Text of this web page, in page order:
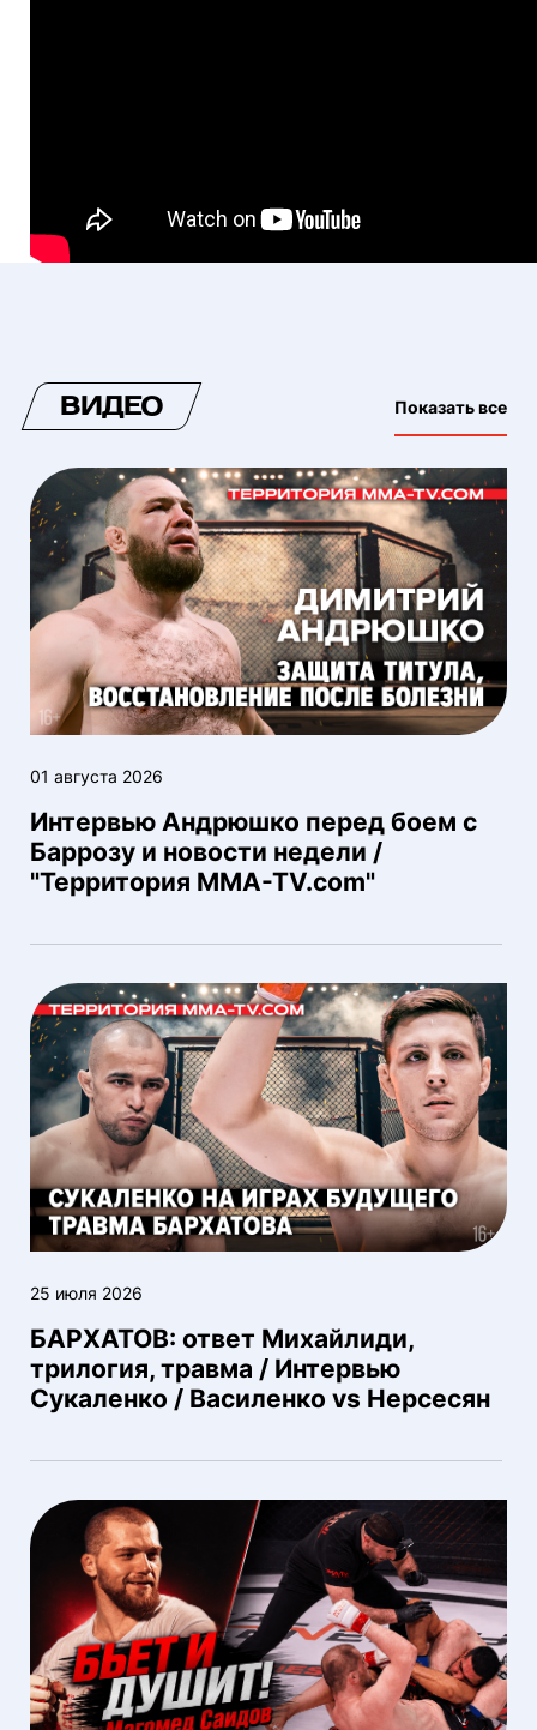
ВИДЕО Показать все
01 августа 2026
Интервью Андрюшко перед боем с
Баррозу и новости недели /
"Территория MMA-TV.com"
25 июля 2026
БАРХАТОВ: ответ Михайлиди,
трилогия, травма / Интервью
Сукаленко / Василенко vs Нерсесян